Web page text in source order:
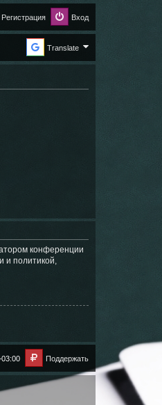
Вход
Регистрация
Translate
конференции
и политикой,
Поддержать